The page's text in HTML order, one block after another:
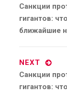
Previous
post:
Санкции
гигантов:
ближайшие
NEXT
Next
post:
Санкции
гигантов: